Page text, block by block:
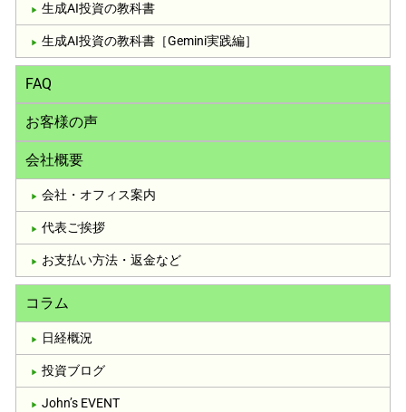
生成AI投資の教科書
生成AI投資の教科書［Gemini実践編］
FAQ
お客様の声
会社概要
会社・オフィス案内
代表ご挨拶
お支払い方法・返金など
コラム
日経概況
投資ブログ
John’s EVENT